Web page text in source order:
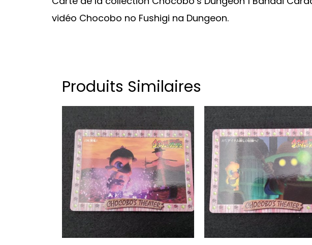
vidéo Chocobo no Fushigi na Dungeon.
Produits Similaires